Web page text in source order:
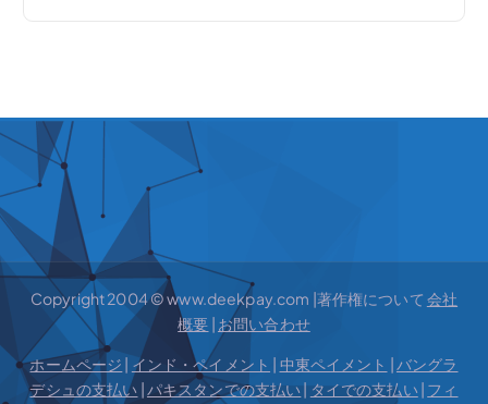
Copyright 2004 © www.deekpay.com |著作権について 会社
概要 | お問い合わせ
ホームページ | インド・ペイメント | 中東ペイメント |バングラ
デシュの支払い | パキスタンでの支払い | タイでの支払い | フィ